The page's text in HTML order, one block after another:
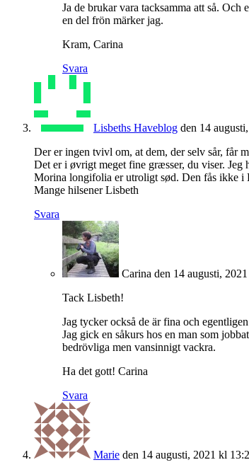
Ja de brukar vara tacksamma att så.
en del frön märker jag.
Kram, Carina
Svara
Lisbeths Haveblog den 14
Der er ingen tvivl om, at dem, der selv sår, får
Det er i øvrigt meget fine græsser, du viser. Jeg
Morina longifolia er utroligt sød. Den fås ikke
Mange hilsener Lisbeth
Svara
Carina den 14 augusti,
Tack Lisbeth!
Jag tycker också de är fina och
Jag gick en såkurs hos en man som
bedrövliga men vansinnigt vackra.
Ha det gott! Carina
Svara
Marie den 14 augusti, 2021 kl